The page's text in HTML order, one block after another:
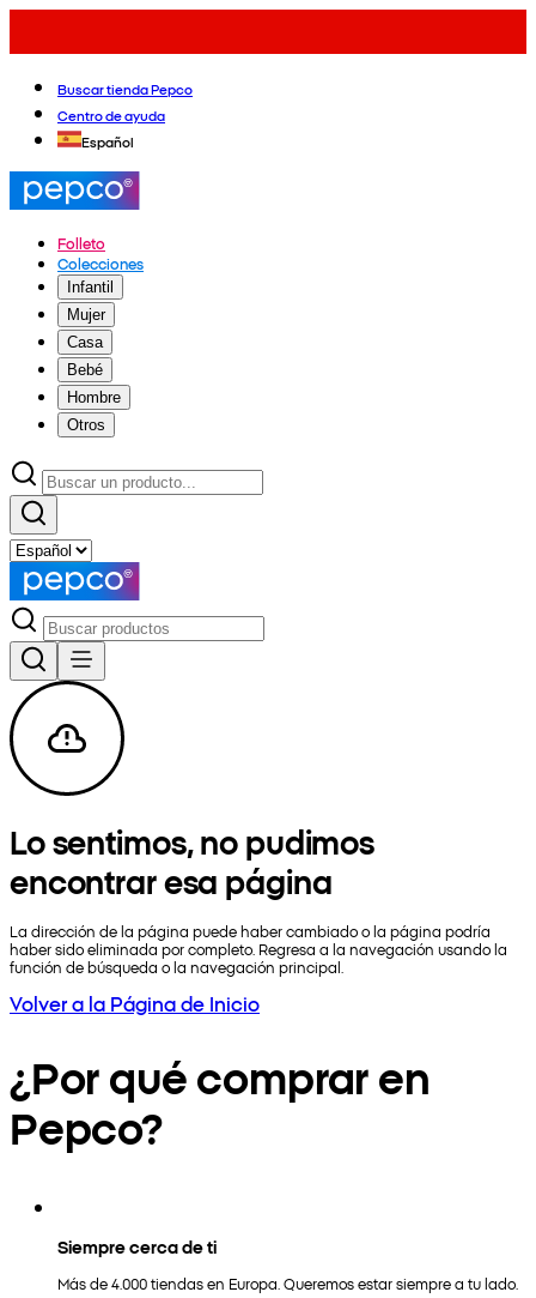
Buscar tienda Pepco
Centro de ayuda
Español
Folleto
Colecciones
Infantil
Mujer
Casa
Bebé
Hombre
Otros
Lo sentimos, no pudimos
encontrar esa página
La dirección de la página puede haber cambiado o la página podría
haber sido eliminada por completo. Regresa a la navegación usando la
función de búsqueda o la navegación principal.
Volver a la Página de Inicio
¿Por qué comprar en
Pepco?
Siempre cerca de ti
Más de 4.000 tiendas en Europa. Queremos estar siempre a tu lado.